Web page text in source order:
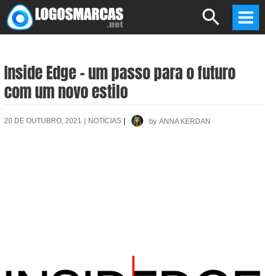
Skip
to
Search
Inside Edge – um passo para o futuro
com um novo estilo
20 DE OUTUBRO, 2021 NOTÍCIAS by ANNA KERDAN